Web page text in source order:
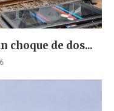
choque de dos...